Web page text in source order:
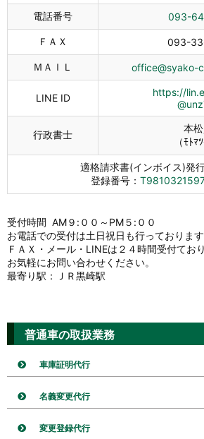
電話番号 093-
ＦＡＸ 093-
ＭＡＩＬ office@syako-
LINE ID
https://
行政書士
本
（ﾓﾄﾏ
適格請求書(インボイス)発
登録番号：
受付時間 AM９:００～PM５:００
お電話での受付は土日祝日も行っております
ＦＡＸ・メール・LINEは２４時間受付ており
お気軽にお問い合わせください。
最寄り駅：ＪＲ黒崎駅
普通車の取扱業務
車庫証明代行
名義変更代行
変更登録代行